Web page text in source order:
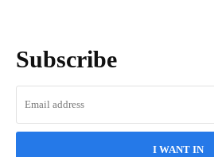
Subscribe
I WANT IN